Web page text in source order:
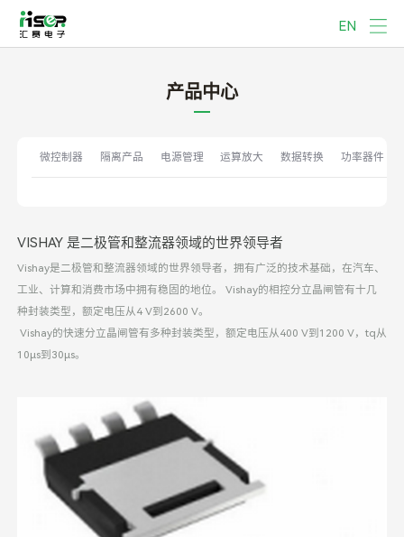
EN
产品中心
微控制器 隔离产品 电源管理 运算放大 数据转换 功率器件
VISHAY 是二极管和整流器领域的世界领导者
Vishay是二极管和整流器领域的世界领导者，拥有广泛的技术基础，在汽车、
工业、计算和消费市场中拥有稳固的地位。 Vishay的相控分立晶闸管有十几
种封装类型，额定电压从4 V到2600 V。
Vishay的快速分立晶闸管有多种封装类型，额定电压从400 V到1200 V，tq从
10µs到30µs。